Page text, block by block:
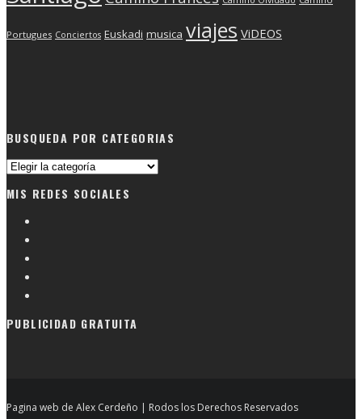
Portugues Conciertos Euskadi musica viajes ViDEOS
BUSQUEDA POR CATEGORIAS
Busqueda
categorias
MIS REDES SOCIALES
PUBLICIDAD GRATUITA
Pagina web de Alex Cerdeño | Rodos los Derechos Reservados